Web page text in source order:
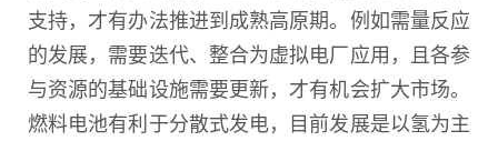
支持，才有办法推进到成熟高原期。例如需量反应
的发展，需要迭代、整合为虚拟电厂应用，且各参
与资源的基础设施需要更新，才有机会扩大市场。
燃料电池有利于分散式发电，目前发展是以氢为主